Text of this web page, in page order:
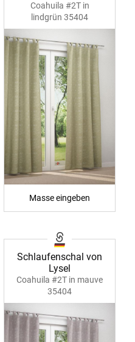
Coahuila #2T in
lindgrün 35404
Masse eingeben
Schlaufenschal von
Lysel
Coahuila #2T in mauve
35404